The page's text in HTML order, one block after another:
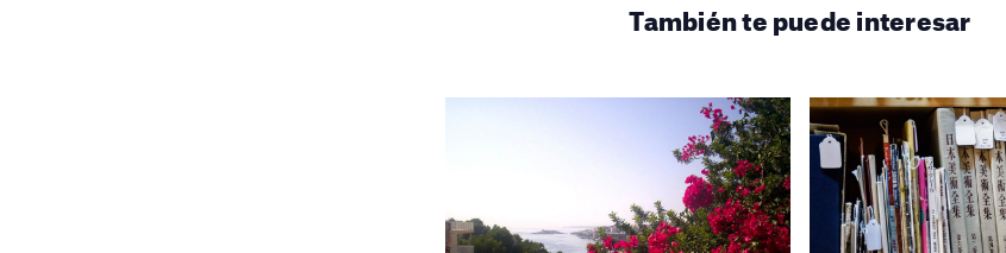
También te puede interesar